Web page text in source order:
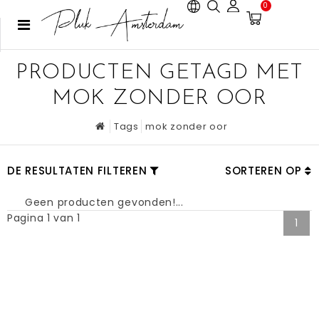
0
PRODUCTEN GETAGD MET
MOK ZONDER OOR
Tags mok zonder oor
DE RESULTATEN FILTEREN SORTEREN OP
Geen producten gevonden!...
Pagina 1 van 1
1